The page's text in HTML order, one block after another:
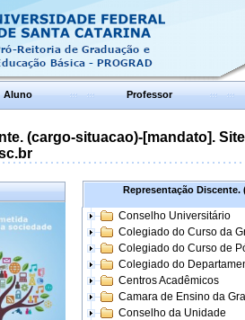
Aluno Professor
(cargo-situacao)-[mandato].
Representação Discente.
Conselho Universitário
Colegiado do Curso da
Colegiado do Curso de
Colegiado do
Centros Acadêmicos
Camara de Ensino da
Conselho da Unidade